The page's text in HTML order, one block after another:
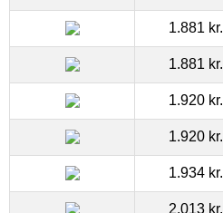
1.881 kr.
1.881 kr.
1.920 kr.
1.920 kr.
1.934 kr.
2.013 kr.